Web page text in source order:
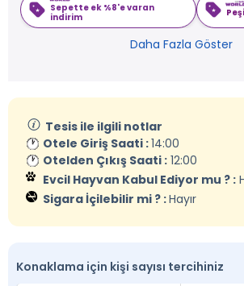
Sepette ek %8'e varan
indirim
Daha Fazla Göster
Tesis ile ilgili notlar
Otele Giriş Saati :14:00
Otelden Çıkış Saati : 12:00
Evcil Hayvan Kabul Ediyor mu ? :
Sigara İçilebilir mi ? :Hayır
Konaklama için kişi sayısı tercihiniz